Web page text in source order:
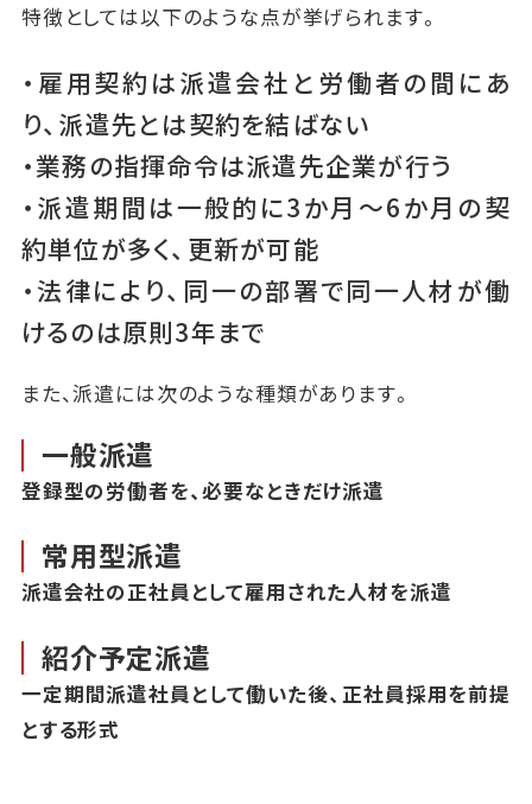
特徴としては以下のような点が挙げられます。
・雇用契約は派遣会社と労働者の間にあ
り、派遣先とは契約を結ばない
・業務の指揮命令は派遣先企業が行う
・派遣期間は一般的に3か月〜6か月の契
約単位が多く、更新が可能
・法律により、同一の部署で同一人材が働
けるのは原則3年まで
また、派遣には次のような種類があります。
一般派遣
登録型の労働者を、必要なときだけ派遣
常用型派遣
派遣会社の正社員として雇用された人材を派遣
紹介予定派遣
一定期間派遣社員として働いた後、正社員採用を前提
とする形式